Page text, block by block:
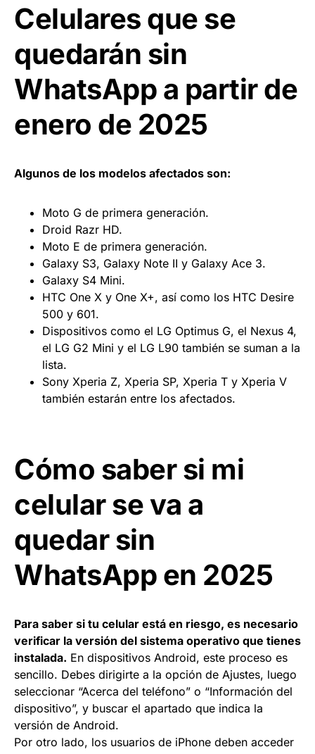
Celulares que se
quedarán sin
WhatsApp a partir de
enero de 2025
Algunos de los modelos afectados son:
Moto G de primera generación.
Droid Razr HD.
Moto E de primera generación.
Galaxy S3, Galaxy Note II y Galaxy Ace 3.
Galaxy S4 Mini.
HTC One X y One X+, así como los HTC Desire
500 y 601.
Dispositivos como el LG Optimus G, el Nexus 4,
el LG G2 Mini y el LG L90 también se suman a la
lista.
Sony Xperia Z, Xperia SP, Xperia T y Xperia V
también estarán entre los afectados.
Cómo saber si mi
celular se va a
quedar sin
WhatsApp en 2025
Para saber si tu celular está en riesgo, es necesario
verificar la versión del sistema operativo que tienes
instalada. En dispositivos Android, este proceso es
sencillo. Debes dirigirte a la opción de Ajustes, luego
seleccionar “Acerca del teléfono” o “Información del
dispositivo”, y buscar el apartado que indica la
versión de Android.
Por otro lado, los usuarios de iPhone deben acceder